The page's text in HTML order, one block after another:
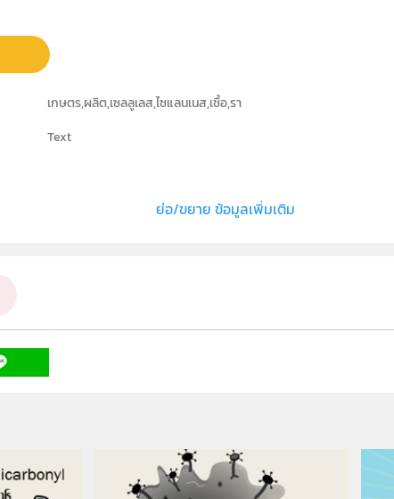
เกษตร,ผลิต,เซลลูเลส,ไซแลนเนส,เชื้อ,รา
Text
นายพัฒนพงศ์ ทังสุนันท์ย่อ/ขยาย ข้อมูลเพิ่มเติม